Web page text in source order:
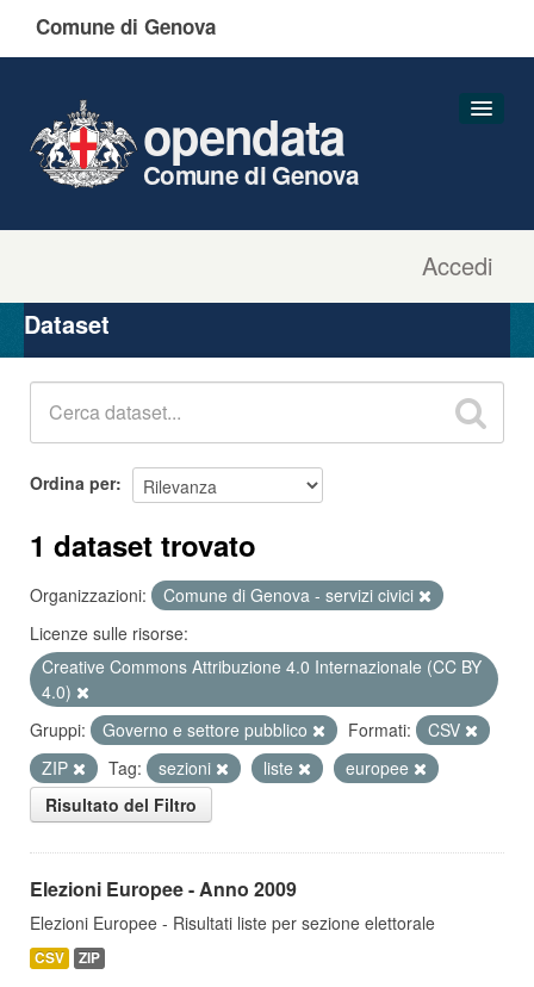
Comune di Genova
Accedi
opendata
Comune di Genova
Organizzazioni
Gruppi
Dataset
Ordina per
1 dataset trovato
Organizzazioni:
Comune di Genova - servizi civici
Licenze sulle risorse:
Creative Commons Attribuzione 4.0 Internazionale (CC BY
4.0)
Gruppi:
Governo e settore pubblico Formati:
CSV
ZIP
Tag: sezioni liste
europee
Risultato del Filtro
Elezioni Europee - Anno 2009
Elezioni Europee - Risultati liste per sezione elettorale
CSV ZIP